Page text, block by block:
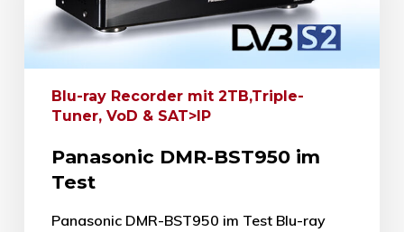
Blu-ray Recorder mit 2TB,Triple-
Tuner, VoD & SAT>IP
Panasonic DMR-BST950 im
Test
Panasonic DMR-BST950 im Test Blu-ray